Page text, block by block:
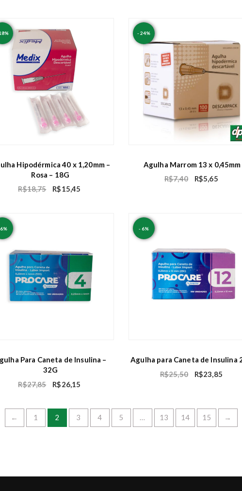
Hipodérmica 40 x 1,20mm –
Rosa – 18G
R$18,75 R$15,45
- 24%
Agulha Marrom 13 x 0,45mm
R$7,40 R$5,65
Para Caneta de Insulina –
32G
R$27,85 R$26,15
- 6%
Agulha para Caneta de Insulina
R$25,50 R$23,85
← 1 2 3 4 5 … 13 14 15 →